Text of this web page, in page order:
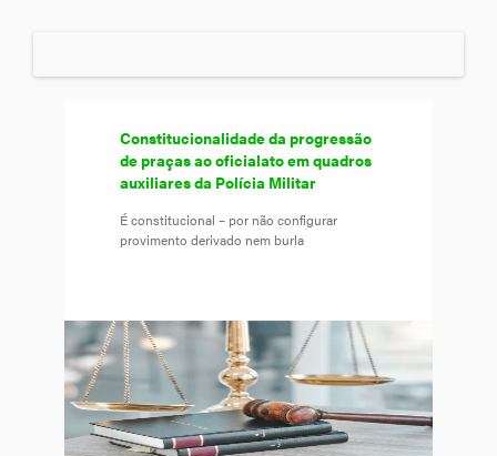
Constitucionalidade da progressão
de praças ao oficialato em quadros
auxiliares da Polícia Militar
É constitucional – por não configurar
provimento derivado nem burla